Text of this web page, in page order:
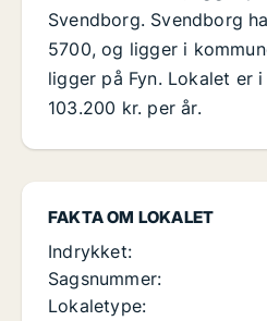
FAKTA OM LOKALET
Indrykket:
Sagsnummer:
Lokaletype:
Svendborg. Svendborg
5700, og ligger i
ligger på Fyn. Lokalet er
103.200 kr. per år.